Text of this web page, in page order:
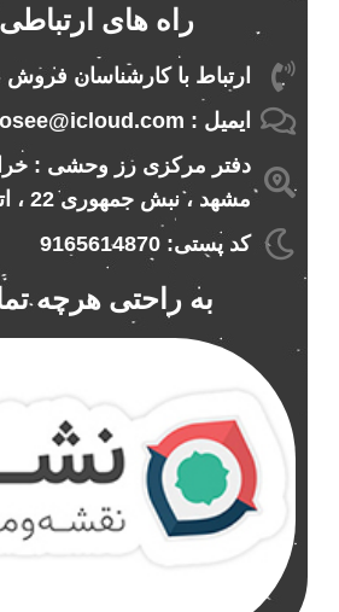
راه های ارتباطی
ارتباط با کارشناسان فروش :
ایمیل : savagerosee@icloud.com
دفتر مرکزی رز وحشی :
مشهد ، نبش جمهوری 22 ، اتو اسپرت نیرومند
کد پستی: 9165614870
به راحتی هرچه